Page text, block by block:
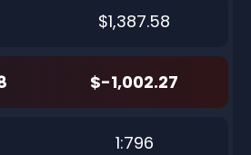
$1,387.58
$-1,002.27
1:796